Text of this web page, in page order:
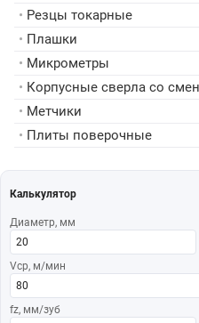
• Резцы токарные
• Плашки
• Микрометры
• Корпусные сверла со
• Метчики
• Плиты поверочные
Калькулятор
Диаметр, мм
Vср, м/мин
fz, мм/зуб